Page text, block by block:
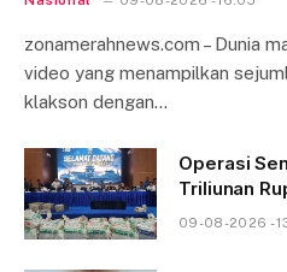
zonamerahnews.com – Dunia
video yang menampilkan
klakson dengan…
Operasi
Triliunan
09-08-2026 -